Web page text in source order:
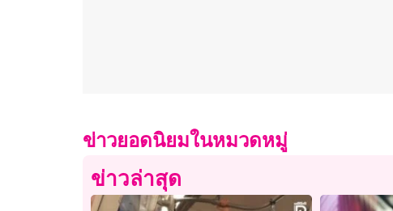
ข่าวยอดนิยมในหมวดหมู่
ข่าวล่าสุด